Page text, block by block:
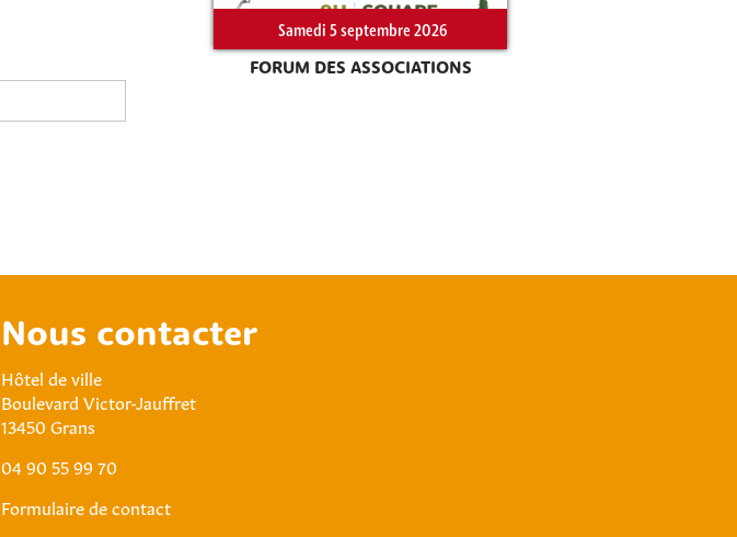
Samedi 5 septembre 2026
FORUM DES ASSOCIATIONS
Nous contacter
Hôtel de ville
Boulevard Victor-Jauffret
13450 Grans
04 90 55 99 70
Formulaire de contact